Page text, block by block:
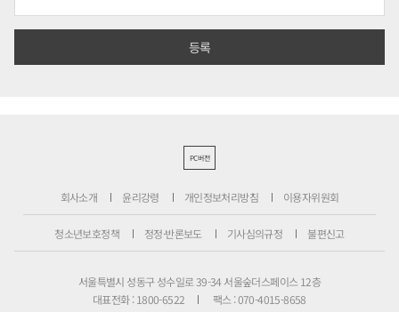
PC버전
회사소개 윤리강령 개인정보처리방침 이용자위원회
청소년보호정책 정정·반론보도 기사심의규정 불편신고
서울특별시 성동구 성수일로 39-34 서울숲더스페이스 12층
대표전화 : 1800-6522
팩스 : 070-4015-8658